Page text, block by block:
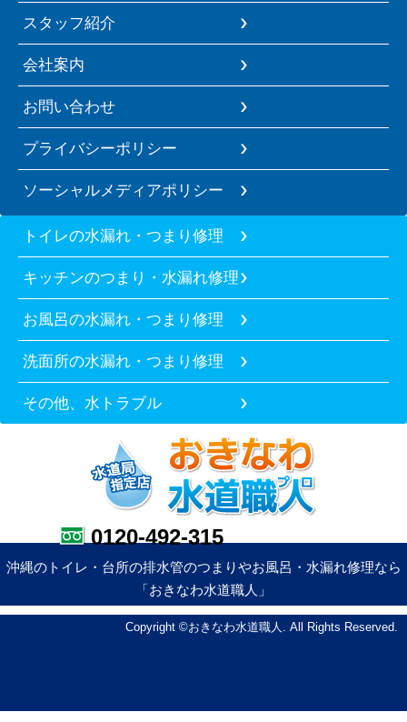
スタッフ紹介
会社案内
お問い合わせ
プライバシーポリシー
ソーシャルメディアポリシー
トイレの水漏れ・つまり修理
キッチンのつまり・水漏れ修理
お風呂の水漏れ・つまり修理
洗面所の水漏れ・つまり修理
その他、水トラブル
0120-492-315
沖縄のトイレ・台所の排水管のつまりやお風呂・水漏れ修理なら
「おきなわ水道職人」
Copyright ©おきなわ水道職人. All Rights Reserved.